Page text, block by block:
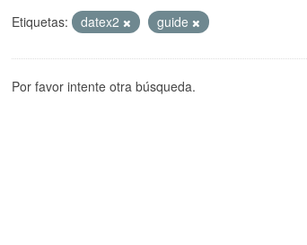
Etiquetas: datex2 guide
Por favor intente otra búsqueda.